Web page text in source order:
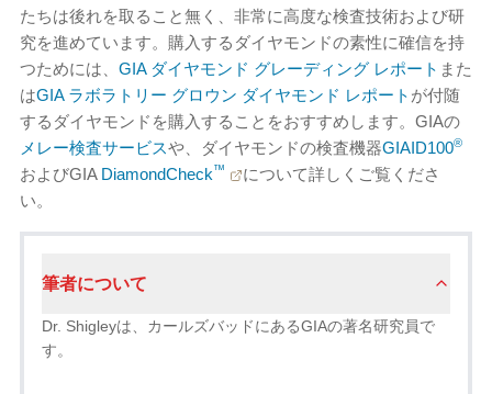
たちは後れを取ること無く、非常に高度な検査技術および研
究を進めています。購入するダイヤモンドの素性に確信を持
つためには、 GIA ダイヤモンド グレーディング レポート また
はGIA ラボラトリー グロウン ダイヤモンド レポート が付随
するダイヤモンドを購入することをおすすめします。GIAの
メレー検査サービスや、ダイヤモンドの検査機器GIAID100®
およびGIA DiamondCheck™
について詳しくご覧くださ
い。
筆者について
Dr. Shigleyは、カールズバッドにあるGIAの著名研究員で
す。